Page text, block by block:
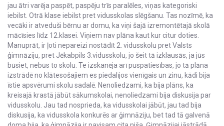
jau ātri varēja paspēt, paspēju trīs paralēles, viņas kategoriski
iebilst. Otrā klase iebilst pret vidusskolas slēgšanu. Tas nozīmē, ka
vecāki ir atveduši bērnu ar domu, ka viņi šajā izremontētajā skolā
mācīsies līdz 12.klasei. Viņiem nav plāna kaut kur citur doties.
Manuprāt, ir ļoti nepareizi nostādīt 2. vidusskolu pret Valsts
ģimnāziju, pret Jēkabpils 3.vidusskolu, jo šeit tā izklausās, ja jūs
būsiet, nebūs to skolu. Te izskanēja arī puspatiesības, jo tā plāna
izstrādē no klātesošajiem es piedalījos vienīgais un zinu, kādi bija
īstie apsvērumi skolu sadalē. Nenoliedzami, ka bija plāns, ka
kreisajā krastā jābūt sākumskolai, nenoliedzami bija diskusija par
vidusskolu. Jau tad nosprieda, ka vidusskolai jābūt, jau tad bija
diskusija, ka vidusskola konkurēs ar ģimnāziju, bet tad tā galvenā